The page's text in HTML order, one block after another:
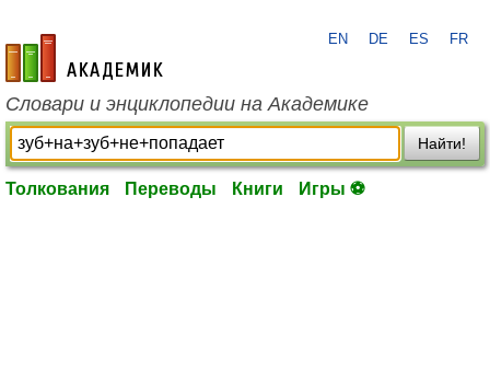
academic.ru
EN DE ES FR
Словари и энциклопедии на Академике
Найти!
Толкования Переводы Книги Игры ⚽